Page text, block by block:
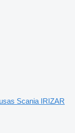
Scania IRIZAR